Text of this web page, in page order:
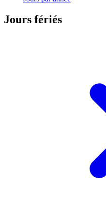
Jours fériés